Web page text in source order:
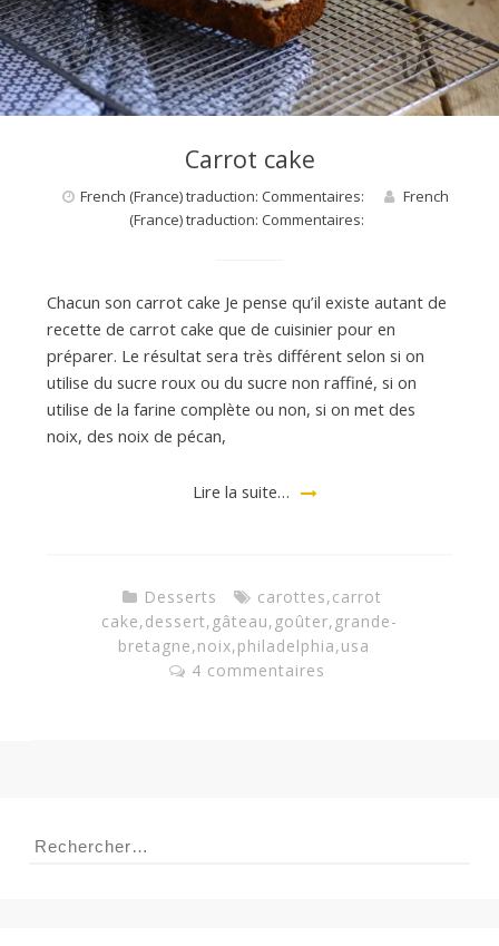
e
Carrot cake
French (France) traduction: Commentaires:
French
(France) traduction: Commentaires:
Chacun son carrot cake Je pense qu’il existe autant de
recette de carrot cake que de cuisinier pour en
préparer. Le résultat sera très différent selon si on
utilise du sucre roux ou du sucre non raffiné, si on
utilise de la farine complète ou non, si on met des
noix, des noix de pécan,
Lire la suite…
Desserts carottes,carrot
cake,dessert, gâteau, goûter, grande-
bretagne,noix,philadelphia,usa
4 commentaires
Rechercher :